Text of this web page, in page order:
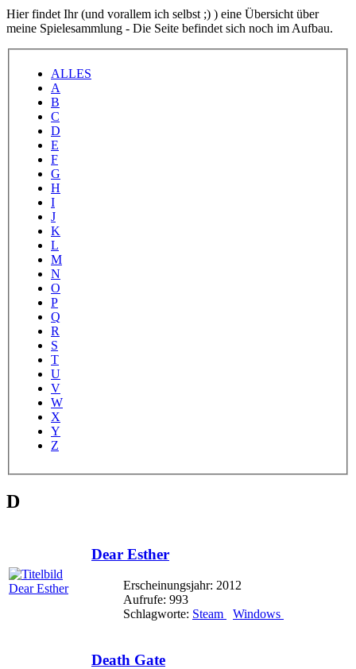
Hier findet Ihr (und vorallem ich selbst ;) ) eine Übersicht über
meine Spielesammlung - Die Seite befindet sich noch im Aufbau.
ALLES
A
B
C
D
E
F
G
H
I
J
K
L
M
N
O
P
Q
R
S
T
U
V
W
X
Y
Z
D
Dear Esther
Erscheinungsjahr: 2012
Aufrufe: 993
Schlagworte: Steam Windows
Death Gate